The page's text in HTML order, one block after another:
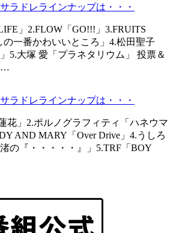
ラドレラインナップは・・・
」2.FLOW「GO!!!」3.FRUITS
の一番かわいいところ」4.松田聖子
5.大塚 愛「プラネタリウム」 投票＆
ラドレラインナップは・・・
花」2.ポルノグラフィティ「ハネウマ
AND MARY「Over Drive」4.うしろ
の『・・・・・』」5.TRF「BOY